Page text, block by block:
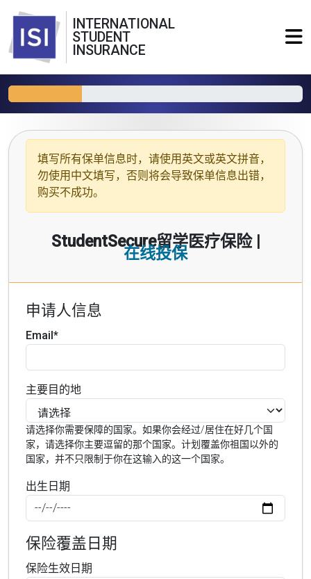
INTERNATIONAL
STUDENT
INSURANCE
填写所有保单信息时，请使用 英文或英文拼音，
勿使用中文填写，否则将会导致保单信息出错，
购买不成功。
StudentSecure留学医疗保险 |
在线投保
申请人信息
Email*
主要目的地
请选择你需要保障的国家。如果你会经过/居住在好几个国
家，请选择你主要逗留的那个国家。计划覆盖你祖国以外的
国家，并不只限制于你在这输入的这一个国家。
出生日期
保险覆盖日期
保险生效日期